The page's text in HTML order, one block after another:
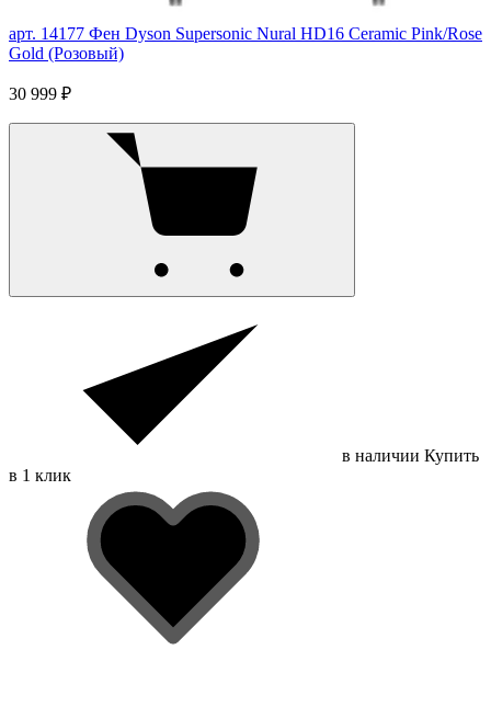
арт. 14177 Фен Dyson Supersonic Nural HD16 Ceramic Pink/Rose
Gold (Розовый)
30 999 ₽
в наличии Купить
в 1 клик